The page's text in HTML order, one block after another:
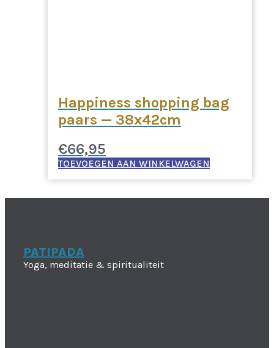
Happiness shopping bag
paars — 38x42cm
€66,95
TOEVOEGEN AAN WINKELWAGEN
PATIPADA
Yoga, meditatie & spiritualiteit